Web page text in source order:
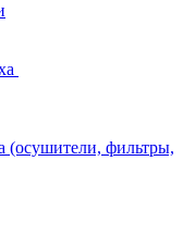
(осушители, фильтры,